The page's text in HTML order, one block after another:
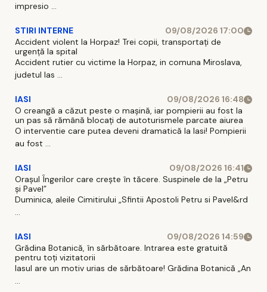
impresio ...
STIRI INTERNE
09/08/2026 17:00
Accident violent la Horpaz! Trei copii, transportați de
urgență la spital
Accident rutier cu victime la Horpaz, in comuna Miroslava,
judetul Ias ...
IASI
09/08/2026 16:48
O creangă a căzut peste o mașină, iar pompierii au fost la
un pas să rămână blocați de autoturismele parcate aiurea
O interventie care putea deveni dramatică la Iasi! Pompierii
au fost ...
IASI
09/08/2026 16:41
Orașul Îngerilor care crește în tăcere. Suspinele de la „Petru
și Pavel”
Duminica, aleile Cimitirului „Sfintii Apostoli Petru si Pavel&rd
...
IASI
09/08/2026 14:59
Grădina Botanică, în sărbătoare. Intrarea este gratuită
pentru toți vizitatorii
Iasul are un motiv urias de sărbătoare! Grădina Botanică „An
...